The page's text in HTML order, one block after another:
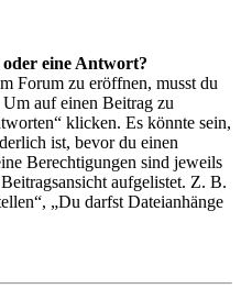
oder eine Antwort?
Forum zu eröffnen, musst du
auf einen Beitrag zu
klicken. Es könnte sein,
ist, bevor du einen
Berechtigungen sind jeweils
aufgelistet. Z. B.
„Du darfst Dateianhänge